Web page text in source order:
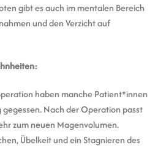
gibt es auch im mentalen Bereich
und den Verzicht auf
haben manche Patient*innen
gegessen. Nach der Operation passt
zum neuen Magenvolumen.
Übelkeit und ein Stagnieren des